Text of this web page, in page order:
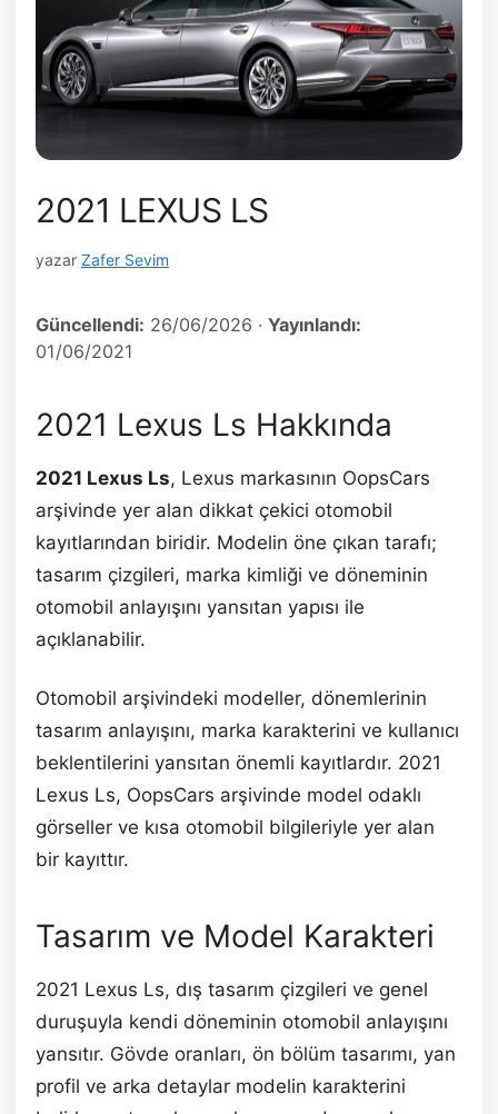
2021 LEXUS LS
yazar Zafer Sevim
Güncellendi: 26/06/2026 · Yayınlandı:
01/06/2021
2021 Lexus Ls Hakkında
2021 Lexus Ls, Lexus markasının OopsCars
arşivinde yer alan dikkat çekici otomobil
kayıtlarından biridir. Modelin öne çıkan tarafı;
tasarım çizgileri, marka kimliği ve döneminin
otomobil anlayışını yansıtan yapısı ile
açıklanabilir.
Otomobil arşivindeki modeller, dönemlerinin
tasarım anlayışını, marka karakterini ve kullanıcı
beklentilerini yansıtan önemli kayıtlardır. 2021
Lexus Ls, OopsCars arşivinde model odaklı
görseller ve kısa otomobil bilgileriyle yer alan
bir kayıttır.
Tasarım ve Model Karakteri
2021 Lexus Ls, dış tasarım çizgileri ve genel
duruşuyla kendi döneminin otomobil anlayışını
yansıtır. Gövde oranları, ön bölüm tasarımı, yan
profil ve arka detaylar modelin karakterini